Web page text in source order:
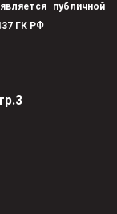
публичной
ГК РФ